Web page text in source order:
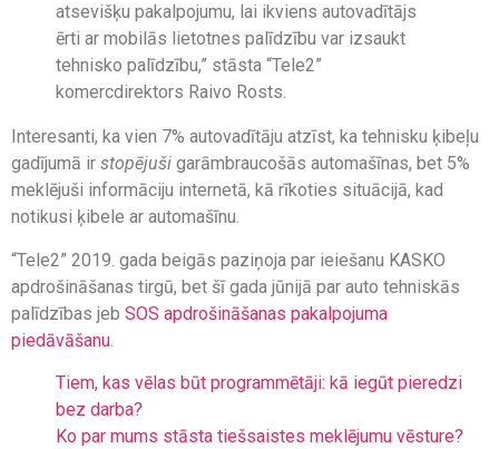
atsevišķu pakalpojumu, lai ikviens autovadītājs
ērti ar mobilās lietotnes palīdzību var izsaukt
tehnisko palīdzību,” stāsta “Tele2”
komercdirektors Raivo Rosts.
Interesanti, ka vien 7% autovadītāju atzīst, ka tehnisku ķibeļu
gadījumā ir stopējuši garāmbraucošās automašīnas, bet 5%
meklējuši informāciju internetā, kā rīkoties situācijā, kad
notikusi ķibele ar automašīnu.
“Tele2” 2019. gada beigās paziņoja par ieiešanu KASKO
apdrošināšanas tirgū, bet šī gada jūnijā par auto tehniskās
palīdzības jeb SOS apdrošināšanas pakalpojuma
piedāvāšanu
Tiem, kas vēlas būt programmētāji: kā iegūt pieredzi
bez darba?
Ko par mums stāsta tiešsaistes meklējumu vēsture?